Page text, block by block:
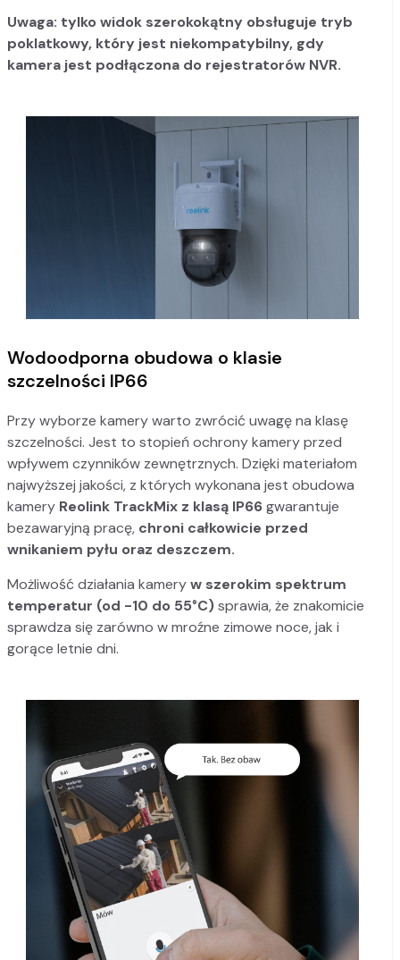
Uwaga: tylko widok szerokokątny obsługuje tryb
poklatkowy, który jest niekompatybilny, gdy
kamera jest podłączona do rejestratorów NVR.
Wodoodporna obudowa o klasie
szczelności IP66
Przy wyborze kamery warto zwrócić uwagę na klasę
szczelności. Jest to stopień ochrony kamery przed
wpływem czynników zewnętrznych. Dzięki materiałom
najwyższej jakości, z których wykonana jest obudowa
kamery Reolink TrackMix z klasą IP66gwarantuje
bezawaryjną pracę, chroni całkowicie przed
wnikaniem pyłu oraz deszczem.
Możliwość działania kameryw szerokim spektrum
temperatur (od -10 do 55°C)sprawia, że znakomicie
sprawdza się zarówno w mroźne zimowe noce, jak i
gorące letnie dni.